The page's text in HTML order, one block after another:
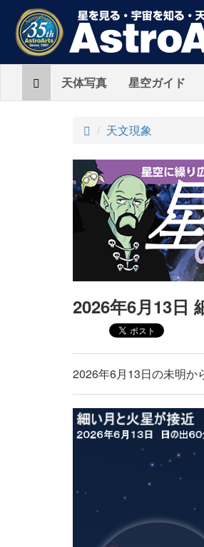
Home天体写真 星空ガイド
ト
プ
天文現象
2026年6月13日
2026年6月13日の未明か